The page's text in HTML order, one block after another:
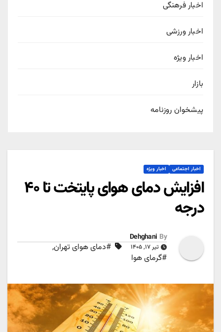
اخبار فرهنگی
اخبار ورزشی
اخبار ویژه
بازار
پیشخوان روزنامه
اخبار اجتماعی اخبار ویژه
افزایش دمای هوای پایتخت تا ۴۰
درجه
By
Dehghani
تیر ۱۷, ۱۴۰۵ #دمای هوای تهران,
#گرمای هوا